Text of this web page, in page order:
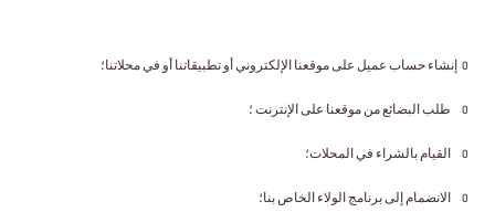
o إنشاء حساب عميل على موقعنا الإلكتروني أو تطبيقاتنا أو في محلاتنا؛
o طلب البضائع من موقعنا على الإنترنت ؛
o القيام بالشراء في المحلات؛
o الانضمام إلى برنامج الولاء الخاص بنا؛